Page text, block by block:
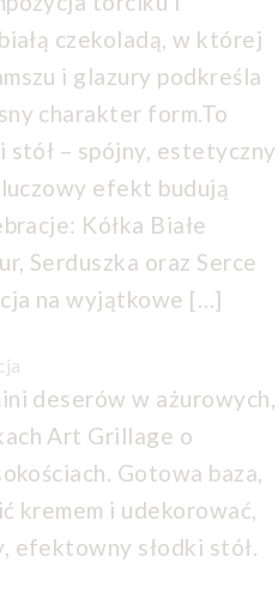
czekoladą, w której
i glazury podkreśla
charakter form.To
stół – spójny, estetyczny
efekt budują
Kółka Białe
Serduszka oraz Serce
na wyjątkowe […]
deserów w ażurowych,
Art Grillage o
Gotowa baza,
kremem i udekorować,
efektowny słodki stół.